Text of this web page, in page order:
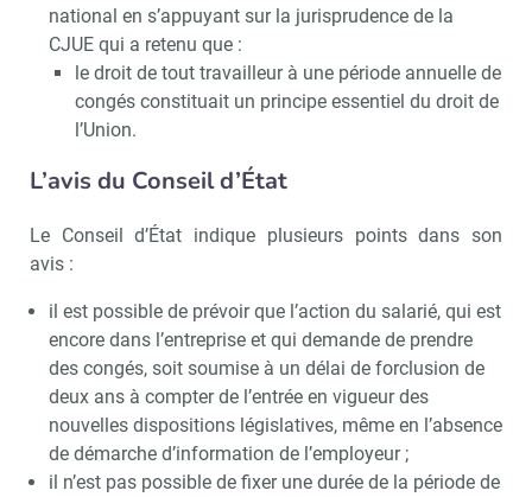
national en s’appuyant sur la jurisprudence de la
CJUE qui a retenu que :
le droit de tout travailleur à une période annuelle de
congés constituait un principe essentiel du droit de
l’Union.
L’avis du Conseil d’État
Le Conseil d’État indique plusieurs points dans son
avis :
il est possible de prévoir que l’action du salarié, qui est
encore dans l’entreprise et qui demande de prendre
des congés, soit soumise à un délai de forclusion de
deux ans à compter de l’entrée en vigueur des
nouvelles dispositions législatives, même en l’absence
de démarche d’information de l’employeur ;
il n’est pas possible de fixer une durée de la période de